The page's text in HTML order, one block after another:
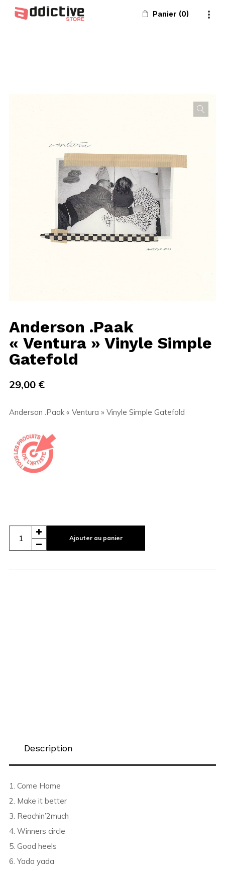
Panier 0
Anderson .Paak
« Ventura » Vinyle Simple
Gatefold
29,00 €
Anderson .Paak « Ventura » Vinyle Simple Gatefold
Ajouter au panier
Description
1. Come Home
2. Make it better
3. Reachin’2much
4. Winners circle
5. Good heels
6. Yada yada